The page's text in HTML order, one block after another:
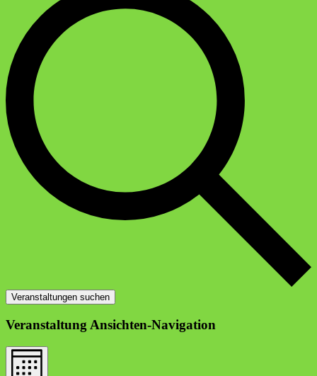
Veranstaltungen suchen
Veranstaltung Ansichten-Navigation